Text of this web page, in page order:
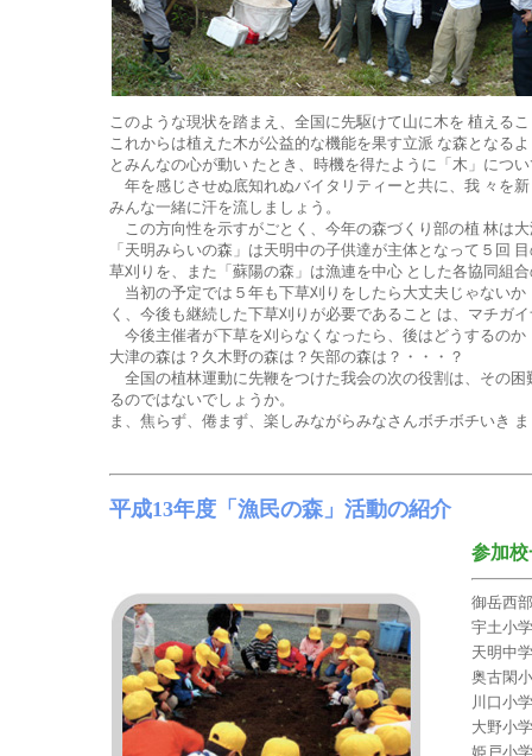
このような現状を踏まえ、全国に先駆けて山に木を 植える
これからは植えた木が公益的な機能を果す立派 な森となる
とみんなの心が動い たとき、時機を得たように「木」につ
年を感じさせぬ底知れぬバイタリティーと共に、我 々を
みんな一緒に汗を流しましょう。
この方向性を示すがごとく、今年の森づくり部の植 林は
「天明みらいの森」は天明中の子供達が主体となって５回
草刈りを、また「蘇陽の森」は漁連を中心 とした各協同組
当初の予定では５年も下草刈りをしたら大丈夫じゃない
く、今後も継続した下草刈りが必要であること は、マチガ
今後主催者が下草を刈らなくなったら、後はどうするのか
大津の森は？久木野の森は？矢部の森は？・・・？
全国の植林運動に先鞭をつけた我会の次の役割は、その
るのではないでしょうか。
ま、焦らず、倦まず、楽しみながらみなさんボチボチいき
平成13年度「漁民の森」活動の紹介
参加
御岳西
宇土小
天明中
奥古閑
川口小
大野小
姫戸小